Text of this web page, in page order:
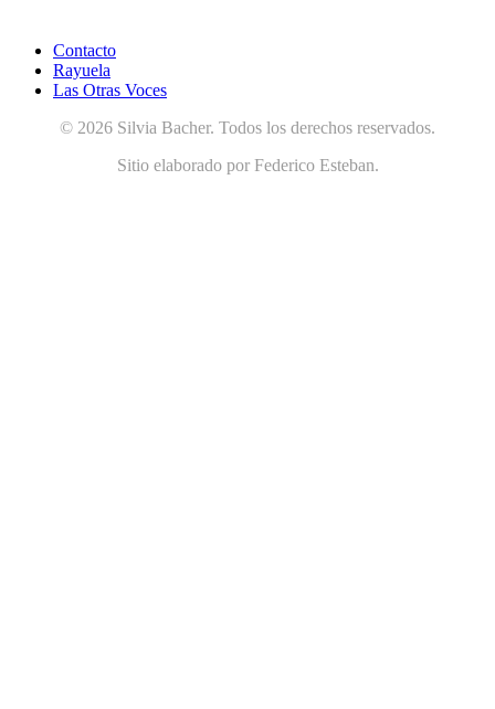
Contacto
Rayuela
Las Otras Voces
© 2026 Silvia Bacher. Todos los derechos reservados.
Sitio elaborado por Federico Esteban.